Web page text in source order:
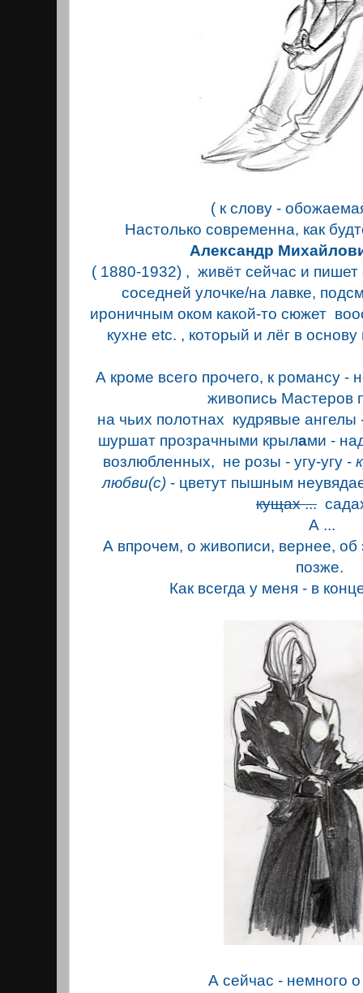
( к слову -
Настолько современна, как
Александр
( 1880-1932) , живёт сейчас и пишет
соседней улочке/на лавке,
ироничным оком какой-то сюжет
кухне etc. , который и лёг в
А кроме всего прочего, к романсу -
живопись Мастеров
на чьих полотнах кудрявые
шуршат прозрачными крылами -
возлюбленных, не розы - угу-угу -
любви(с) - цветут пышным
кущах ...
А ...
А впрочем, о живописи, вернее, об
позже.
Как всегда у меня - в
А сейчас - немного